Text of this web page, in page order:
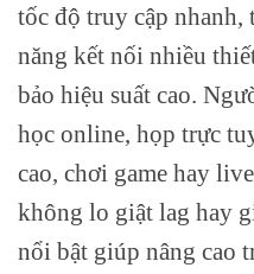
tốc độ truy cập
năng kết nối nhiều
bảo hiệu suất cao.
học online, họp trực
cao, chơi game hay
không lo giật lag hay
nổi bật giúp nâng cao